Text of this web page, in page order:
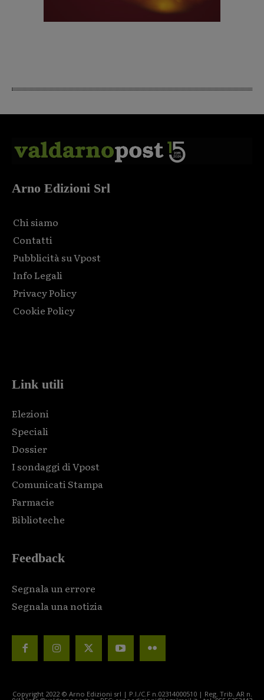
Arno Edizioni Srl
Chi siamo
Contatti
Pubblicità su Vpost
Info Legali
Privacy Policy
Cookie Policy
Link utili
Elezioni
Speciali
Dossier
I sondaggi di Vpost
Comunicati Stampa
Farmacie
Biblioteche
Feedback
Segnala un errore
Segnala una notizia
Copyright 2022 © Arno Edizioni srl | P.I./C.F n.02314000510 | Reg. Trib. AR n.